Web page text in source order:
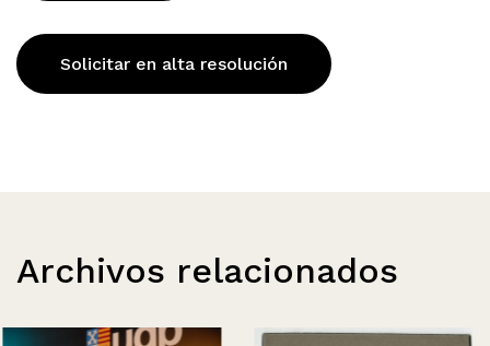
Solicitar en alta resolución
Archivos relacionados